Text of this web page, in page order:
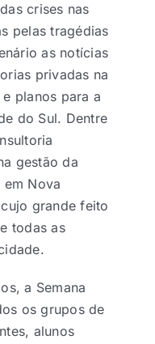
crises nas
pelas tragédias
as notícias
privadas na
planos para a
do Sul. Dentre
gestão da
Nova
grande feito
todas as
a Semana
os grupos de
alunos